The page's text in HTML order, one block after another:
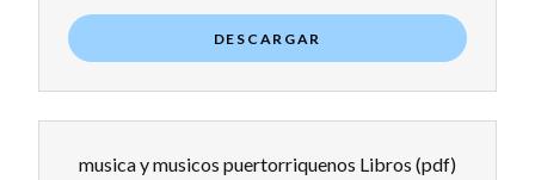
DESCARGAR
musica y musicos puertorriquenos Libros (pdf)